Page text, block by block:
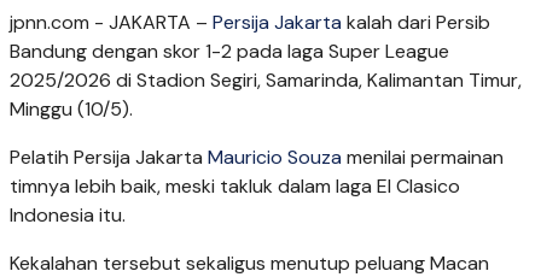
jpnn.com - JAKARTA – Persija Jakarta kalah dari Persib
Bandung dengan skor 1-2 pada laga Super League
2025/2026 di Stadion Segiri, Samarinda, Kalimantan Timur,
Minggu (10/5).
Pelatih Persija Jakarta Mauricio Souza menilai permainan
timnya lebih baik, meski takluk dalam laga El Clasico
Indonesia itu.
Kekalahan tersebut sekaligus menutup peluang Macan